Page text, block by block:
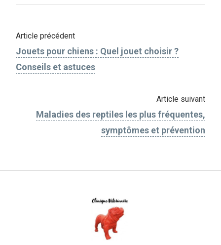
Article précédent
Jouets pour chiens : Quel jouet choisir ?
Conseils et astuces
Article suivant
Maladies des reptiles les plus fréquentes,
symptômes et prévention